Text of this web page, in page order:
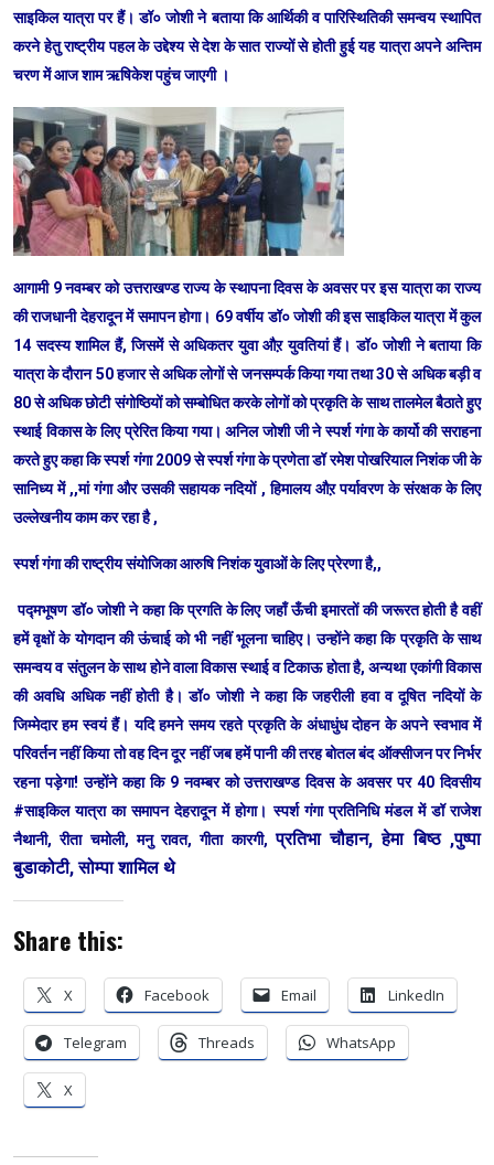
साइकिल यात्रा पर हैं। डॉ० जोशी ने बताया कि आर्थिकी व पारिस्थितिकी समन्वय स्थापित
करने हेतु राष्ट्रीय पहल के उद्देश्य से देश के सात राज्यों से होती हुई यह यात्रा अपने अन्तिम
चरण में आज शाम ऋषिकेश पहुंच जाएगी ।
आगामी 9 नवम्बर को उत्तराखण्ड राज्य के स्थापना दिवस के अवसर पर इस यात्रा का राज्य
की राजधानी देहरादून में समापन होगा। 69 वर्षीय डॉ० जोशी की इस साइकिल यात्रा में कुल
14 सदस्य शामिल हैं, जिसमें से अधिकतर युवा औऱ युवतियां हैं। डॉ० जोशी ने बताया कि
यात्रा के दौरान 50 हजार से अधिक लोगों से जनसम्पर्क किया गया तथा 30 से अधिक बड़ी व
80 से अधिक छोटी संगोष्ठियों को सम्बोधित करके लोगों को प्रकृति के साथ तालमेल बैठाते हुए
स्थाई विकास के लिए प्रेरित किया गया। अनिल जोशी जी ने स्पर्श गंगा के कार्यो की सराहना
करते हुए कहा कि स्पर्श गंगा 2009 से स्पर्श गंगा के प्रणेता डॉ रमेश पोखरियाल निशंक जी के
सानिध्य में ,,मां गंगा और उसकी सहायक नदियों , हिमालय औऱ पर्यावरण के संरक्षक के लिए
उल्लेखनीय काम कर रहा है ,
स्पर्श गंगा की राष्ट्रीय संयोजिका आरुषि निशंक युवाओं के लिए प्रेरणा है,,
पद्मभूषण डॉ० जोशी ने कहा कि प्रगति के लिए जहाँ ऊँची इमारतों की जरूरत होती है वहीं
हमें वृक्षों के योगदान की ऊंचाई को भी नहीं भूलना चाहिए। उन्होंने कहा कि प्रकृति के साथ
समन्वय व संतुलन के साथ होने वाला विकास स्थाई व टिकाऊ होता है, अन्यथा एकांगी विकास
की अवधि अधिक नहीं होती है। डॉ० जोशी ने कहा कि जहरीली हवा व दूषित नदियों के
जिम्मेदार हम स्वयं हैं। यदि हमने समय रहते प्रकृति के अंधाधुंध दोहन के अपने स्वभाव में
परिवर्तन नहीं किया तो वह दिन दूर नहीं जब हमें पानी की तरह बोतल बंद ऑक्सीजन पर निर्भर
रहना पड़ेगा! उन्होंने कहा कि 9 नवम्बर को उत्तराखण्ड दिवस के अवसर पर 40 दिवसीय
#साइकिल यात्रा का समापन देहरादून में होगा। स्पर्श गंगा प्रतिनिधि मंडल में डॉ राजेश
नैथानी, रीता चमोली, मनु रावत, गीता कारगी,प्रतिभा चौहान, हेमा बिष्ठ ,पुष्पा
बुडाकोटी, सोम्पा शामिल थे
Share this:
X Facebook Email LinkedIn
Telegram Threads WhatsApp
X